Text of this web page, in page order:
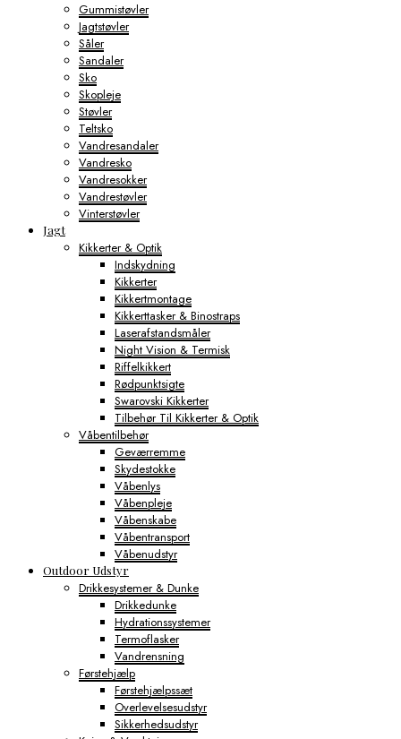
Gummistøvler
Jagtstøvler
Såler
Sandaler
Sko
Skopleje
Støvler
Teltsko
Vandresandaler
Vandresko
Vandresokker
Vandrestøvler
Vinterstøvler
Jagt
Kikkerter & Optik
Indskydning
Kikkerter
Kikkertmontage
Kikkerttasker & Binostraps
Laserafstandsmåler
Night Vision & Termisk
Riffelkikkert
Rødpunktsigte
Swarovski Kikkerter
Tilbehør Til Kikkerter & Optik
Våbentilbehør
Geværremme
Skydestokke
Våbenlys
Våbenpleje
Våbenskabe
Våbentransport
Våbenudstyr
Outdoor Udstyr
Drikkesystemer & Dunke
Drikkedunke
Hydrationssystemer
Termoflasker
Vandrensning
Førstehjælp
Førstehjælpssæt
Overlevelsesudstyr
Sikkerhedsudstyr